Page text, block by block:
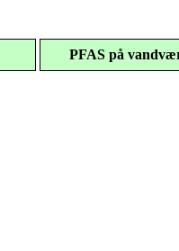
PFAS på